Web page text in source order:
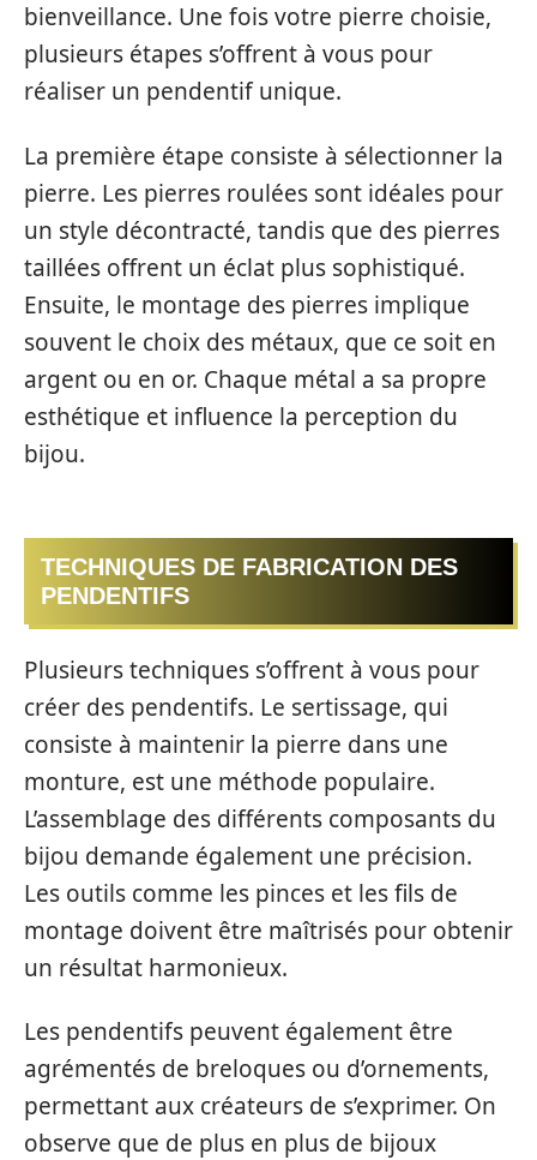
bienveillance. Une fois votre pierre choisie,
plusieurs étapes s’offrent à vous pour
réaliser un pendentif unique.
La première étape consiste à sélectionner la
pierre. Les pierres roulées sont idéales pour
un style décontracté, tandis que des pierres
taillées offrent un éclat plus sophistiqué.
Ensuite, le montage des pierres implique
souvent le choix des métaux, que ce soit en
argent ou en or. Chaque métal a sa propre
esthétique et influence la perception du
bijou.
TECHNIQUES DE FABRICATION DES
PENDENTIFS
Plusieurs techniques s’offrent à vous pour
créer des pendentifs. Le sertissage, qui
consiste à maintenir la pierre dans une
monture, est une méthode populaire.
L’assemblage des différents composants du
bijou demande également une précision.
Les outils comme les pinces et les fils de
montage doivent être maîtrisés pour obtenir
un résultat harmonieux.
Les pendentifs peuvent également être
agrémentés de breloques ou d’ornements,
permettant aux créateurs de s’exprimer. On
observe que de plus en plus de bijoux